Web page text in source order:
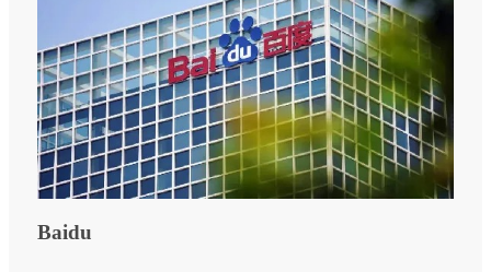
Baidu